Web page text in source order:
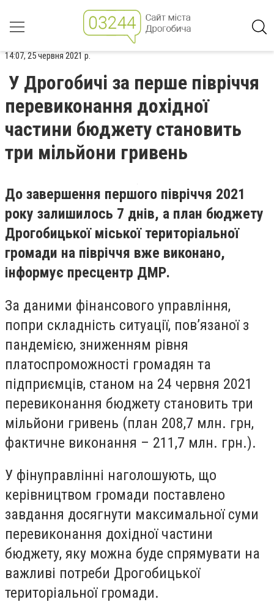
14:07, 25 червня 2021 р.
У Дрогобичі за перше півріччя
перевиконання дохідної
частини бюджету становить
три мільйони гривень
До завершення першого півріччя 2021
року залишилось 7 днів, а план бюджету
Дрогобицької міської територіальної
громади на півріччя вже виконано,
інформує пресцентр ДМР.
За даними фінансового управління,
попри складність ситуації, пов’язаної з
пандемією, зниженням рівня
платоспроможності громадян та
підприємців, станом на 24 червня 2021
перевиконання бюджету становить три
мільйони гривень (план 208,7 млн. грн,
фактичне виконання – 211,7 млн. грн.).
У фінуправлінні наголошують, що
керівництвом громади поставлено
завдання досягнути максимальної суми
перевиконання дохідної частини
бюджету, яку можна буде спрямувати на
важливі потреби Дрогобицької
територіальної громади.